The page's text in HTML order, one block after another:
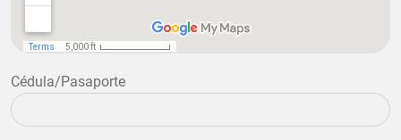
Cédula/Pasaporte